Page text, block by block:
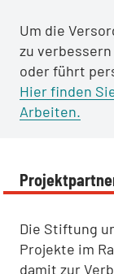
Um die
zu
oder führt
Hier finden
Arbeiten.
Die Stiftung
Projekte im
damit zur